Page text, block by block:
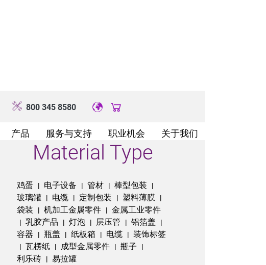
800 345 8580 Original image URL link
产品 服务与支持 职业机会 关于我们
Material Type
鸡蛋 | 电子设备 | 管材 | 棒型包装 |
玻璃罐 | 电缆 | 定制包装 | 塑料薄膜 |
袋装 | 机加工金属零件 | 金属工业零件
| 乳胶产品 | 灯泡 | 层压管 | 铝箔盖 |
容器 | 瓶盖 | 纸板箱 | 电缆 | 装饰标签
| 瓦楞纸 | 成型金属零件 | 瓶子 |
利乐砖 | 易拉罐